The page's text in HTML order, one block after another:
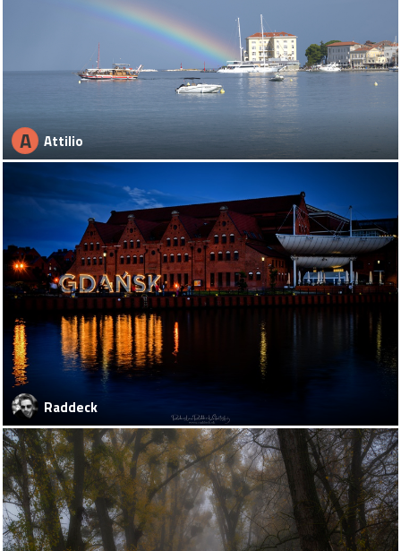
A Attilio
Raddeck